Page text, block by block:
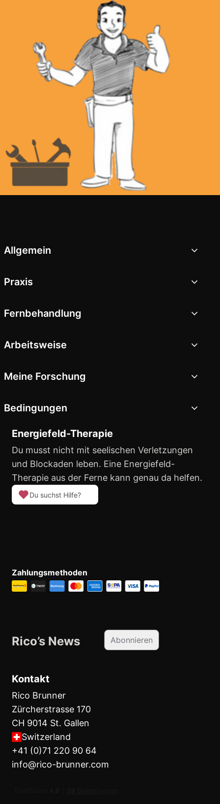
Allgemein
Praxis
Fernbehandlung
Arbeitsweise
Meine Forschung
Bedingungen
Energiefeld-Therapie
Du musst nicht mit seelischen Verletzungen
und Blockaden leben. Eine Energiefeld-
Therapie aus der Ferne kann genau da helfen.
Du suchst Hilfe?
Zahlungsmethoden
Rico’s News Abonnieren
Kontakt
Rico Brunner
Zürcherstrasse 170
CH 9014 St. Gallen
Switzerland
+41 (0)71 220 90 64
info@rico-brunner.com